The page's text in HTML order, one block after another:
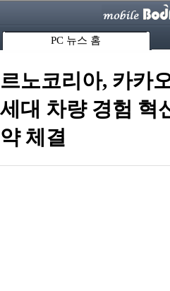
PC 뉴스 홈
르노코리아, 카카
세대 차량 경험 혁
약 체결